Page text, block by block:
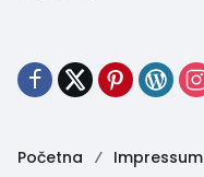
Početna Impressum